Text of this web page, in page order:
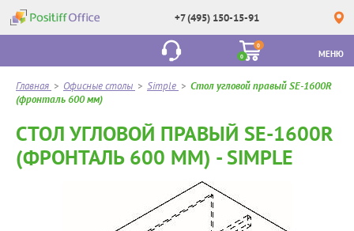
+7 (495) 150-15-91
0
0
МЕНЮ
Главная > Офисные столы > Simple > Стол угловой правый SE-1600R
(фронталь 600 мм)
СТОЛ УГЛОВОЙ ПРАВЫЙ SE-1600R
(ФРОНТАЛЬ 600 ММ) - SIMPLE